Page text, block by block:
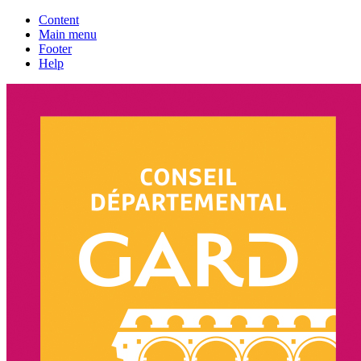
Content
Main menu
Footer
Help